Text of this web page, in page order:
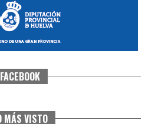
FIESTAS COLOMBINAS
FACEBOOK
MÁS VISTO